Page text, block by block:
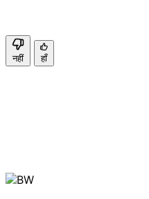
नहीं हाँ